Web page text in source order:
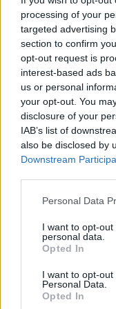
processing of your
targeted advertising
section to confirm
opt-out request is
interest-based ads
us or personal
your opt-out. You
disclosure of your
IAB’s list of
also be disclosed by
Downstream
Personal Data
I want to opt-
personal data.
Opted In
I want to opt-
Personal Data.
Opted In
το Σάββατο (08-08)
18:44
Ευρωπαϊκή
Χρηματοδότηση 1,5
18:44
Υψηλός κίνδυνος
18:37
2026 - Υψηλοί
επιδόσεων
Αγωνία για την
Αθήνα η φοιτήτρια